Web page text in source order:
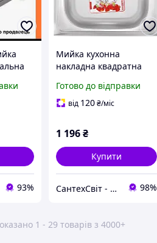
93%
Мийка кухонна
накладна квадратна
сатин 0.8мм
Готово до відправки
від 120₴/міс
1 196₴
Купити
СантехСвіт - магазин сантехніки 98%
1 - 29 товарів з 4000+